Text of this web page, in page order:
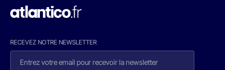
RECEVEZ NOTRE NEWSLETTER